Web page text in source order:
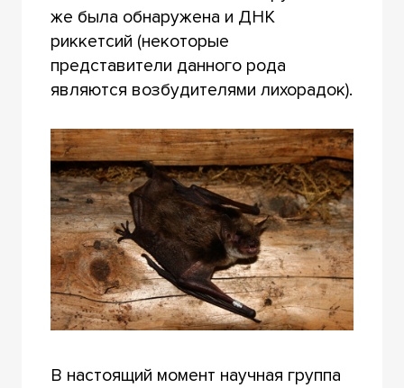
же была обнаружена и ДНК
риккетсий (некоторые
представители данного рода
являются возбудителями лихорадок).
В настоящий момент научная группа